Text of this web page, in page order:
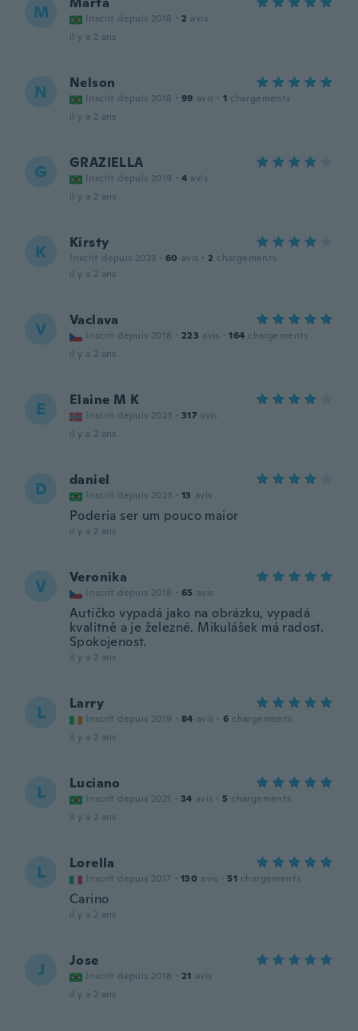
M Inscrit depuis 2018 · 2 avis
il y a 2 ans
N Nelson
Inscrit depuis 2018 · 99 avis · 1 chargements
il y a 2 ans
G GRAZIELLA
Inscrit depuis 2019 · 4 avis
il y a 2 ans
K Kirsty
Inscrit depuis 2023 · 60 avis · 2 chargements
il y a 2 ans
V Vaclava
Inscrit depuis 2018 · 223 avis · 164 chargements
il y a 2 ans
E Elaine M K
Inscrit depuis 2023 · 317 avis
il y a 2 ans
D daniel
Inscrit depuis 2023 · 13 avis
Poderia ser um pouco maior
il y a 2 ans
V Veronika
Inscrit depuis 2018 · 65 avis
Autíčko vypadá jako na obrázku, vypadá
kvalitně a je železné. Mikulášek má radost.
Spokojenost.
il y a 2 ans
L Larry
Inscrit depuis 2019 · 84 avis · 6 chargements
il y a 2 ans
L Luciano
Inscrit depuis 2021 · 34 avis · 5 chargements
il y a 2 ans
L Lorella
Inscrit depuis 2017 · 130 avis · 51 chargements
Carino
il y a 2 ans
J Jose
Inscrit depuis 2018 · 21 avis
il y a 2 ans